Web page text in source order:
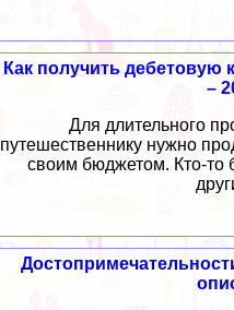
Как получить дебетовую
–
Для длительного
путешественнику нужно
своим бюджетом. Кто-то